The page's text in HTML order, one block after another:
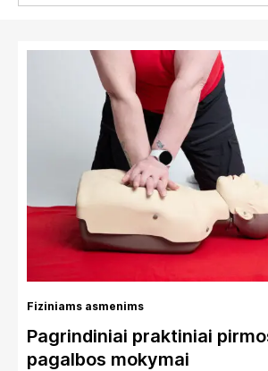
Fiziniams asmenims
Pagrindiniai praktiniai
pagalbos mokymai